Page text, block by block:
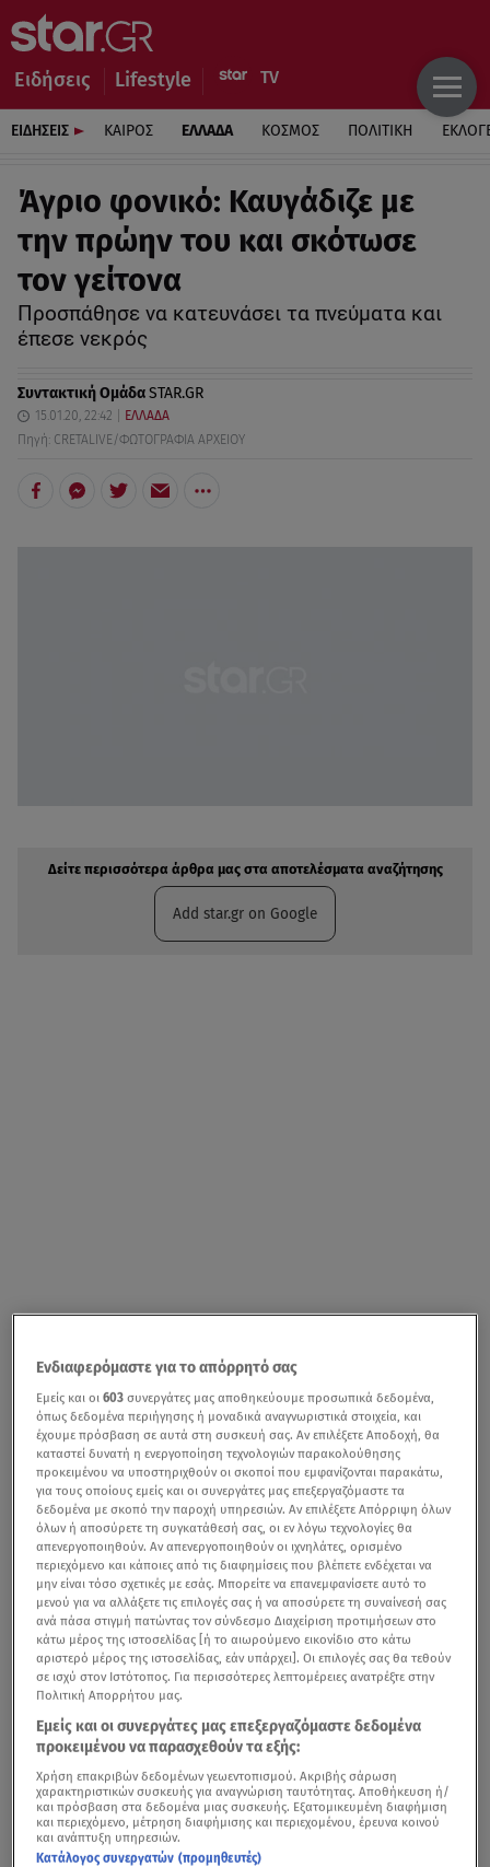
Ειδήσεις Lifestyle
ΕΙΔΗΣΕΙΣ ΚΑΙΡΟΣ ΕΛΛΑΔΑ ΚΟΣΜΟΣ ΠΟΛΙΤΙΚΗ
Άγριο φονικό: Καυγάδιζε με
την πρώην του και σκότωσε
τον γείτονα
Προσπάθησε να κατευνάσει τα πνεύματα και
έπεσε νεκρός
Συντακτική ΟμάδαSTAR.GR
15.01.20, 22:42
ΕΛΛΑΔΑ
Πηγή: CRETALIVE/ΦΩΤΟΓΡΑΦΙΑ ΑΡΧΕΙΟΥ
Δείτε περισσότερα άρθρα μας στα αποτελέσματα αναζήτησης
Add star.gr on Google
Ενδιαφερόμαστε για το απόρρητό σας
Εμείς και οι603 συνεργάτες μας αποθηκεύουμε προσωπικά δεδομένα,
όπως δεδομένα περιήγησης ή μοναδικά αναγνωριστικά στοιχεία, και
έχουμε πρόσβαση σε αυτά στη συσκευή σας. Αν επιλέξετε Αποδοχή, θα
καταστεί δυνατή η ενεργοποίηση τεχνολογιών παρακολούθησης
προκειμένου να υποστηριχθούν οι σκοποί που εμφανίζονται παρακάτω,
για τους οποίους εμείς και οι συνεργάτες μας επεξεργαζόμαστε τα
δεδομένα με σκοπό την παροχή υπηρεσιών. Αν επιλέξετε Απόρριψη όλων
όλων ή αποσύρετε τη συγκατάθεσή σας, οι εν λόγω τεχνολογίες θα
απενεργοποιηθούν. Αν απενεργοποιηθούν οι ιχνηλάτες, ορισμένο
περιεχόμενο και κάποιες από τις διαφημίσεις που βλέπετε ενδέχεται να
μην είναι τόσο σχετικές με εσάς. Μπορείτε να επανεμφανίσετε αυτό το
μενού για να αλλάξετε τις επιλογές σας ή να αποσύρετε τη συναίνεσή σας
ανά πάσα στιγμή πατώντας τον σύνδεσμο Διαχείριση προτιμήσεων στο
κάτω μέρος της ιστοσελίδας [ή το αιωρούμενο εικονίδιο στο κάτω
αριστερό μέρος της ιστοσελίδας, εάν υπάρχει]. Οι επιλογές σας θα τεθούν
σε ισχύ στον Ιστότοπος. Για περισσότερες λεπτομέρειες ανατρέξτε στην
Πολιτική Απορρήτου μας.
Εμείς και οι συνεργάτες μας επεξεργαζόμαστε δεδομένα
προκειμένου να παρασχεθούν τα εξής:
Χρήση επακριβών δεδομένων γεωεντοπισμού. Ακριβής σάρωση
χαρακτηριστικών συσκευής για αναγνώριση ταυτότητας. Αποθήκευση ή/
και πρόσβαση στα δεδομένα μιας συσκευής. Εξατομικευμένη διαφήμιση
και περιεχόμενο, μέτρηση διαφήμισης και περιεχομένου, έρευνα κοινού
και ανάπτυξη υπηρεσιών.
Κατάλογος συνεργατών (προμηθευτές)